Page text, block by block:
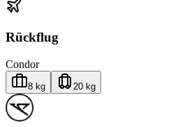
Rückflug
Condor
8 kg 20 kg